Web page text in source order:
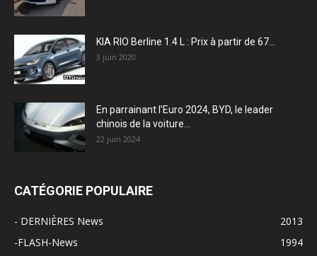
KIA RIO Berline 1.4 L : Prix à partir de 67...
3 juin 2020
En parrainant l’Euro 2024, BYD, le leader
chinois de la voiture...
22 juin 2024
CATÉGORIE POPULAIRE
- DERNIÈRES News
2013
-FLASH-News
1994